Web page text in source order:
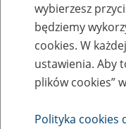
Przejdź do strony głównej
wybierzesz
będziemy
cookies. W
ustawienia. Aby
plików cookies”
Polityka cookies